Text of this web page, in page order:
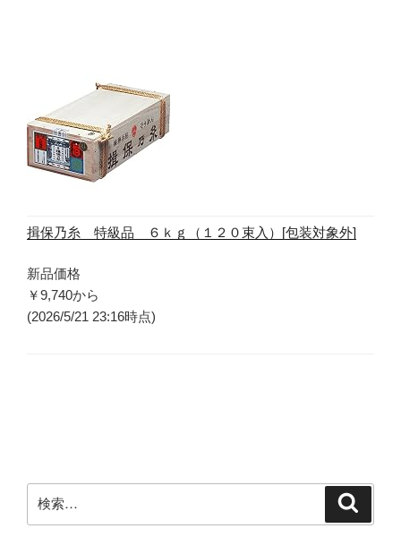
揖保乃糸 特級品 ６ｋｇ（１２０束入）[包装対象外]
新品価格
￥9,740から
(2026/5/21 23:16時点)